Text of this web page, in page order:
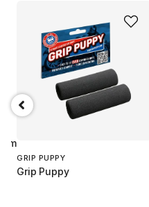
sikt. Total flexibilitet.
GRIP PUPPY
Grip Puppy